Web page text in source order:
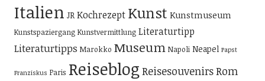
Italien JR Kochrezept Kunst Kunstmuseum
Kunstspaziergang Kunstvermittlung Literaturtipp
Literaturtipps Marokko Museum Napoli Neapel Papst
Franziskus Paris Reiseblog ReisesouvenirsRom